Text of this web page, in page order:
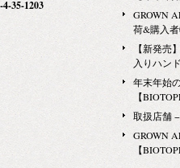
な楽しさを。
じて進め） ■店舗
プ） ■オープン
：東京都新宿区新宿
5357-7707 ■商品
、フレグランスサ
、ボディクリーム
ルファティーボ）
35-1203
GROWN
荷&購入
【新発売
入りハン
年末年始
【
取扱店舗
GROWN
【